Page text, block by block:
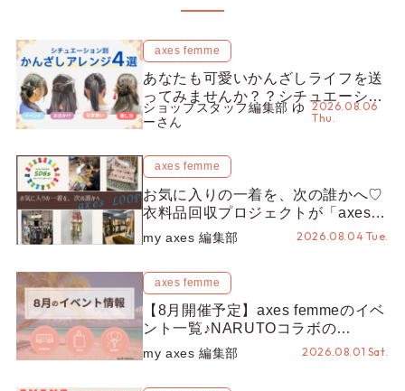
axes femme
あなたも可愛いかんざしライフを送
ってみませんか？？シチュエーショ
ン別“かんざし”のオススメ【ショッ
プスタッフ編集部】
ショップスタッフ編集部 ゆ
ーさん
2026.08.06
Thu.
axes femme
お気に入りの一着を、次の誰かへ♡
衣料品回収プロジェクトが「axes
LOOP」にアップデート！活用する
とポイントが手に入る◎
my axes 編集部 2026.08.04 Tue.
axes femme
【8月開催予定】axes femmeのイベ
ント一覧♪NARUTOコラボの
REZEN POPUPから、プチYour
Stage.、ティーパーティまで！8月
my axes 編集部 2026.08.01 Sat.